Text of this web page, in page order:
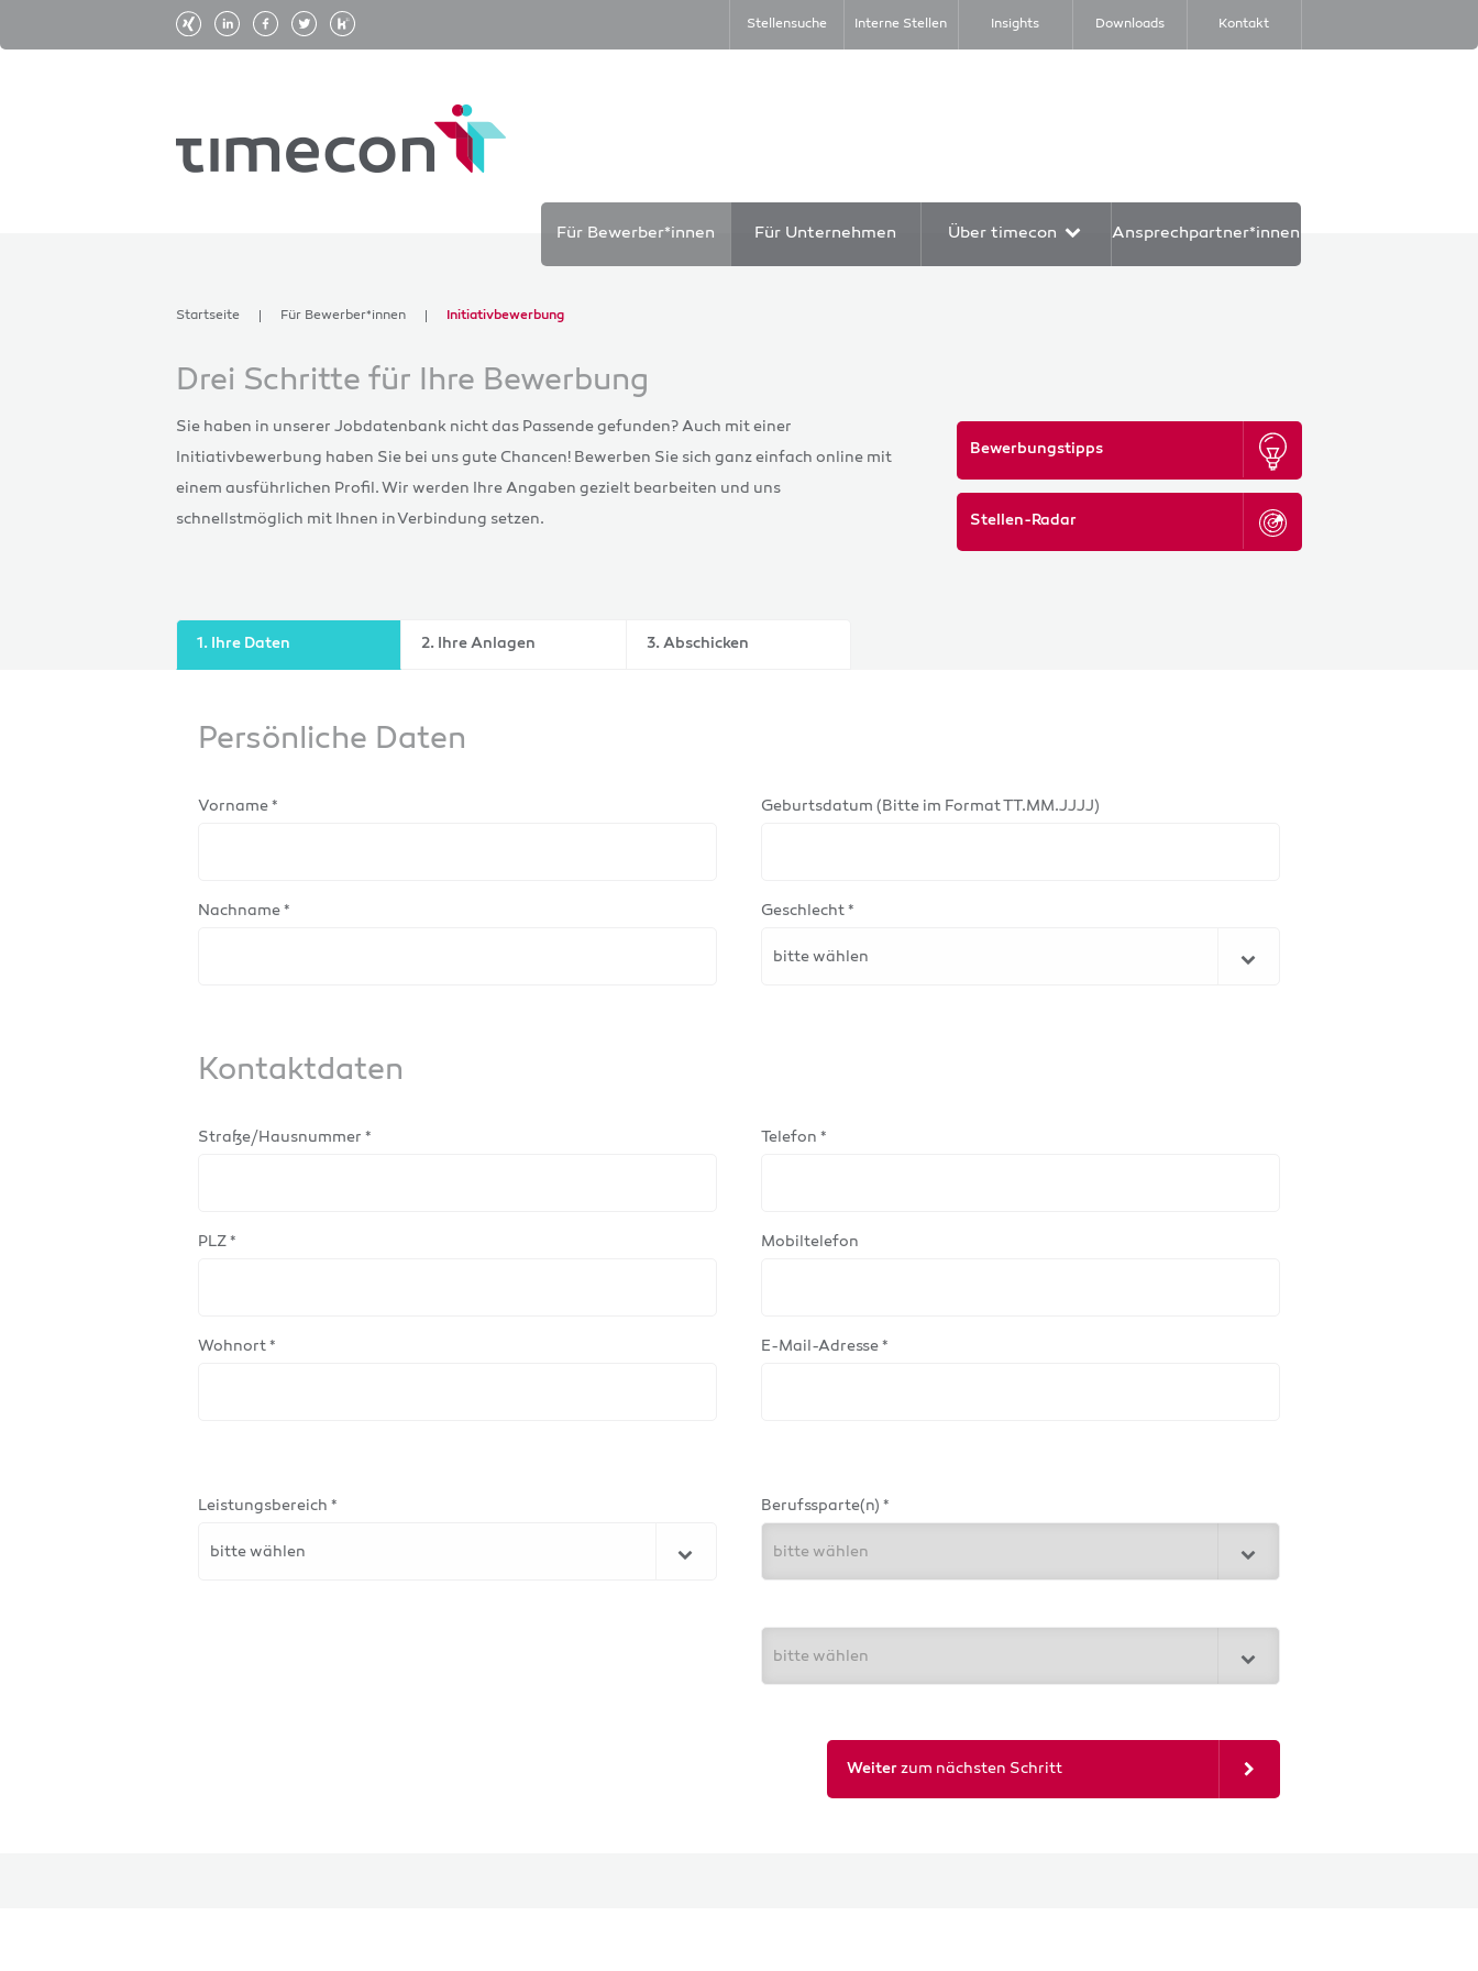
Stellensuche Interne Stellen Insights Downloads Kontakt
Für Bewerber*innen Für Unternehmen Über timecon Ansprechpartner*innen
Startseite Für Bewerber*innen Initiativbewerbung
Drei Schritte für Ihre Bewerbung
Sie haben in unserer Jobdatenbank nicht das Passende gefunden? Auch mit einer
Initiativbewerbung haben Sie bei uns gute Chancen! Bewerben Sie sich ganz einfach online mit
einem ausführlichen Profil. Wir werden Ihre Angaben gezielt bearbeiten und uns
schnellstmöglich mit Ihnen in Verbindung setzen.
Bewerbungstipps
Stellen-Radar
1. Ihre Daten 2. Ihre Anlagen 3. Abschicken
Persönliche Daten
Vorname *
Nachname *
Geburtsdatum (Bitte im Format TT.MM.JJJJ)
Geschlecht *
bitte wählen
Kontaktdaten
Straße/Hausnummer *
PLZ *
Wohnort *
Telefon *
Mobiltelefon
E-Mail-Adresse *
Leistungsbereich *
bitte wählen
Berufssparte(n) *
bitte wählen
bitte wählen
Weiter zum nächsten Schritt